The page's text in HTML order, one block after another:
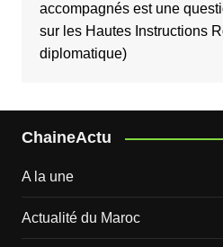
accompagnés est une
sur les Hautes Instructions
diplomatique)
ChaineActu
A la une
Actualité du Maroc